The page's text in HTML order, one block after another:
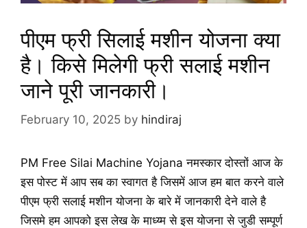
पीएम फ्री सिलाई मशीन योजना क्या
है। किसे मिलेगी फ्री सलाई मशीन
जाने पूरी जानकारी।
February 10, 2025 by hindiraj
PM Free Silai Machine Yojana नमस्कार दोस्तों आज के
इस पोस्ट में आप सब का स्वागत है जिसमें आज हम बात करने वाले
पीएम फ्री सलाई मशीन योजना के बारे में जानकारी देने वाले है
जिसमे हम आपको इस लेख के माध्य्म से इस योजना से जुडी सम्पूर्ण